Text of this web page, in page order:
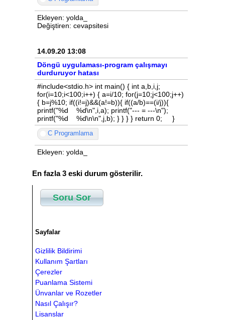
Ekleyen: yolda_
Değiştiren: cevapsitesi
14.09.20 13:08
Döngü uygulaması-program çalışmayı
durduruyor hatası
#include<stdio.h> int main() { int a,b,i,j;
for(i=10;i<100;i++) { a=i/10; for(j=10;j<100;j++)
{ b=j%10; if((i!=j)&&(a!=b)){ if((a/b)==(i/j)){
printf("%d %d\n",i,a); printf("--- = ---\n");
printf("%d %d\n\n",j,b); } } } } return 0; }
C Programlama
Ekleyen: yolda_
En fazla 3 eski durum gösterilir.
Soru Sor
Sayfalar
Gizlilik Bildirimi
Kullanım Şartları
Çerezler
Puanlama Sistemi
Ünvanlar ve Rozetler
Nasıl Çalışır?
Lisanslar